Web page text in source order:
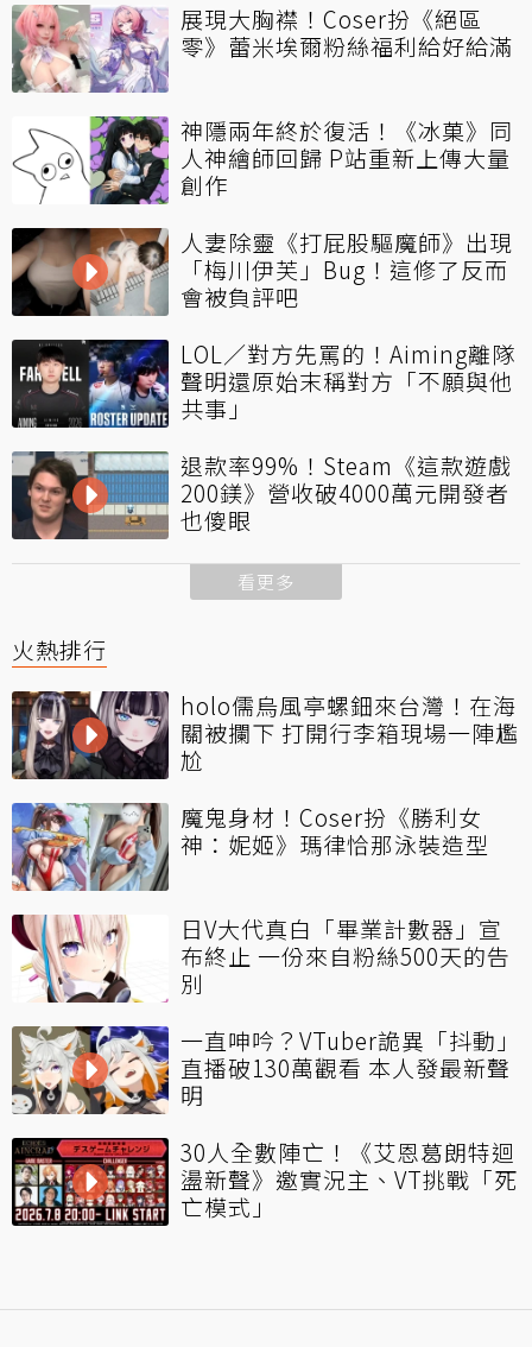
展現大胸襟！Coser扮《絕區
零》蕾米埃爾粉絲福利給好給滿
神隱兩年終於復活！《冰菓》同
人神繪師回歸 P站重新上傳大量
創作
人妻除靈《打屁股驅魔師》出現
「梅川伊芙」Bug！這修了反而
會被負評吧
LOL／對方先罵的！Aiming離隊
聲明還原始末稱對方「不願與他
共事」
退款率99%！Steam《這款遊戲
200鎂》營收破4000萬元開發者
也傻眼
看更多
火熱排行
holo儒烏風亭螺鈿來台灣！在海
關被攔下 打開行李箱現場一陣尷
尬
魔鬼身材！Coser扮《勝利女
神：妮姬》瑪律恰那泳裝造型
日V大代真白「畢業計數器」宣
布終止 一份來自粉絲500天的告
別
一直呻吟？VTuber詭異「抖動」
直播破130萬觀看 本人發最新聲
明
30人全數陣亡！《艾恩葛朗特迴
盪新聲》邀實況主、VT挑戰「死
亡模式」